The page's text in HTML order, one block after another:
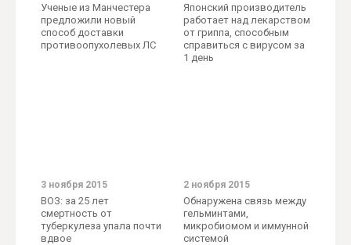
Ученые из Манчестера
предложили новый
способ доставки
противоопухолевых ЛС
Японский производитель
работает над лекарством
от гриппа, способным
справиться с вирусом за
1 день
3 ноября 2015
ВОЗ: за 25 лет
смертность от
туберкулеза упала почти
вдвое
2 ноября 2015
Обнаружена связь между
гельминтами,
микробиомом и иммунной
системой